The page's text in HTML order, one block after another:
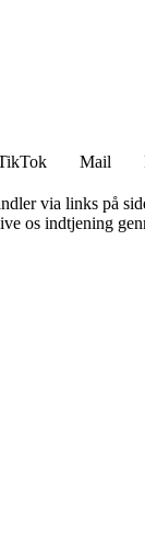
Mail
via links på
os indtjening